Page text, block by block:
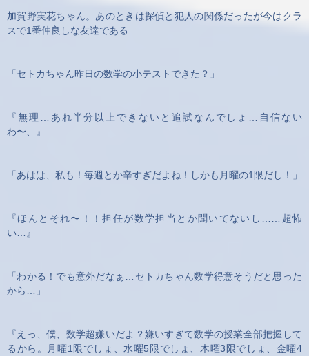
加賀野実花ちゃん。あのときは探偵と犯人の関係だったが今はクラ
スで1番仲良しな友達である
「セトカちゃん昨日の数学の小テストできた？」
『無理…あれ半分以上できないと追試なんでしょ…自信ない
わ〜、』
「あはは、私も！毎週とか辛すぎだよね！しかも月曜の1限だし！」
『ほんとそれ〜！！担任が数学担当とか聞いてないし……超怖
い…』
「わかる！でも意外だなぁ…セトカちゃん数学得意そうだと思った
から…」
『えっ、僕、数学超嫌いだよ？嫌いすぎて数学の授業全部把握して
るから。月曜1限でしょ、水曜5限でしょ、木曜3限でしょ、金曜4